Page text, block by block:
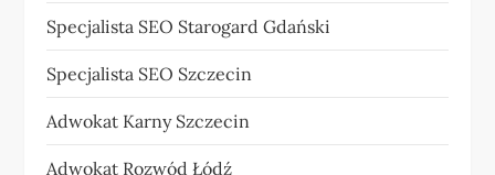
Specjalista SEO Starogard Gdański
Specjalista SEO Szczecin
Adwokat Karny Szczecin
Adwokat Rozwód Łódź